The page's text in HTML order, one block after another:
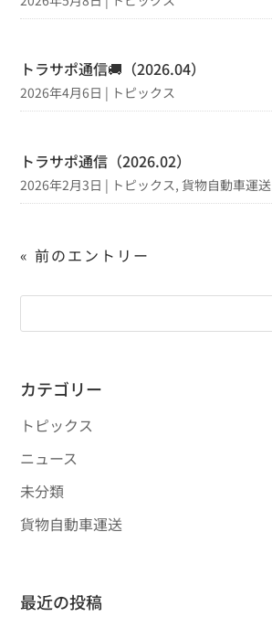
トラサポ通信🚚（2026.04）
2026年4月6日 | トピックス
トラサポ通信（2026.02）
2026年2月3日 | トピックス,貨物自動車運送
« 前のエントリー
カテゴリー
トピックス
ニュース
未分類
貨物自動車運送
最近の投稿